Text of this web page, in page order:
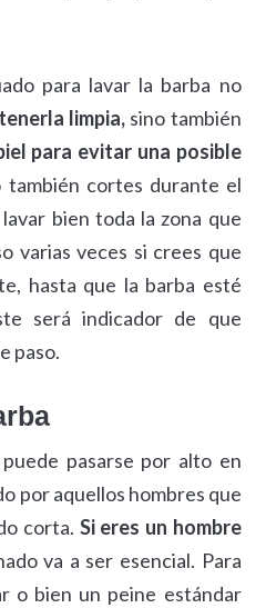
para lavar la barba no
limpia, sino también
para evitar una posible
también cortes durante el
bien toda la zona que
varias veces si crees que
hasta que la barba esté
será indicador de que
paso.
pasarse por alto en
por aquellos hombres que
corta. Si eres un hombre
va a ser esencial. Para
o bien un peine estándar